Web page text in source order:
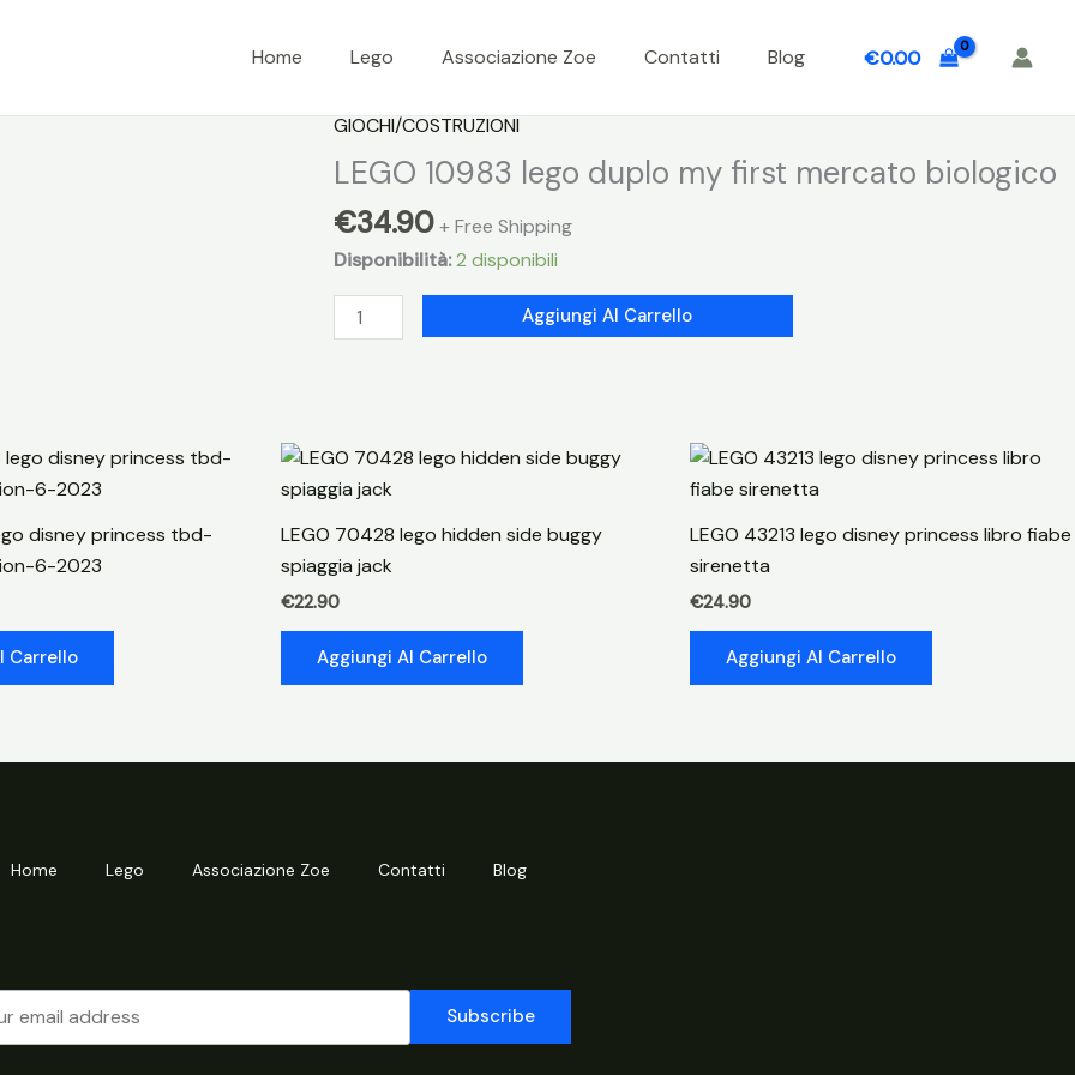
Home Lego Associazione Zoe Contatti Blog €0.00
GIOCHI/COSTRUZIONI
LEGO 10983 lego duplo my first mercato biologico
€34.90 + Free Shipping
Disponibilità: 2 disponibili
LEGO
10983
first
mercato
biologico
quantità
Aggiungi Al Carrello
disney princess tbd-
6-2023
Carrello
LEGO 70428 lego hidden side buggy
spiaggia jack
€22.90
Aggiungi Al Carrello
LEGO 43213 lego disney princess libro fiabe
sirenetta
€24.90
Aggiungi Al Carrello
Home Lego Associazione Zoe Contatti Blog
Subscribe